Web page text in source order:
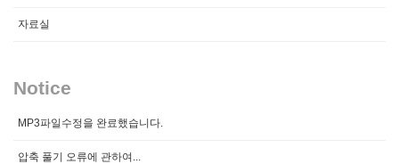
자료실
Notice
MP3파일수정을 완료했습니다.
압축 풀기 오류에 관하여...